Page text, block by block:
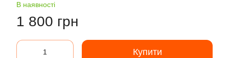
В наявності
1 800 грн
Купити